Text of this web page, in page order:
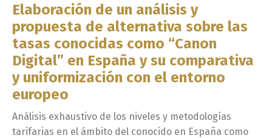
Elaboración de un análisis y
propuesta de alternativa sobre las
tasas conocidas como “Canon
Digital” en España y su comparativa
y uniformización con el entorno
europeo
Análisis exhaustivo de los niveles y metodologías
tarifarias en el ámbito del conocido en España como